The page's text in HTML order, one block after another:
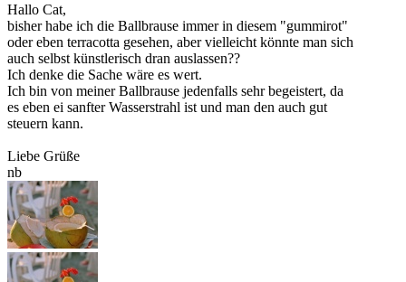
Hallo Cat,
bisher habe ich die Ballbrause immer in diesem "gummirot"
oder eben terracotta gesehen, aber vielleicht könnte man sich
auch selbst künstlerisch dran auslassen??
Ich denke die Sache wäre es wert.
Ich bin von meiner Ballbrause jedenfalls sehr begeistert, da
es eben ei sanfter Wasserstrahl ist und man den auch gut
steuern kann.
Liebe Grüße
nb